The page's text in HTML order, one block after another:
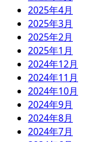
2025年4月
2025年3月
2025年2月
2025年1月
2024年12月
2024年11月
2024年10月
2024年9月
2024年8月
2024年7月